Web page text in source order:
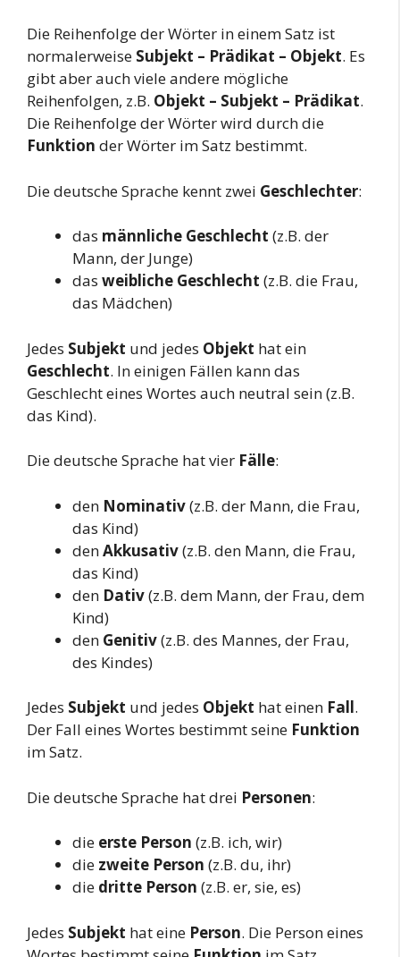
Die Reihenfolge der Wörter in einem Satz ist
normalerweise Subjekt – Prädikat – Objekt. Es
gibt aber auch viele andere mögliche
Reihenfolgen, z.B. Objekt – Subjekt – Prädikat.
Die Reihenfolge der Wörter wird durch die
Funktion der Wörter im Satz bestimmt.
Die deutsche Sprache kennt zwei Geschlechter:
das männliche Geschlecht (z.B. der
Mann, der Junge)
das weibliche Geschlecht (z.B. die Frau,
das Mädchen)
Jedes Subjekt und jedes Objekt hat ein
Geschlecht. In einigen Fällen kann das
Geschlecht eines Wortes auch neutral sein (z.B.
das Kind).
Die deutsche Sprache hat vier Fälle:
den Nominativ(z.B. der Mann, die Frau,
das Kind)
denAkkusativ(z.B. den Mann, die Frau,
das Kind)
den Dativ(z.B. dem Mann, der Frau, dem
Kind)
den Genitiv(z.B. des Mannes, der Frau,
des Kindes)
Jedes Subjekt und jedes Objekt hat einen Fall.
Der Fall eines Wortes bestimmt seine Funktion
im Satz.
Die deutsche Sprache hat drei Personen:
die erste Person (z.B. ich, wir)
die zweite Person (z.B. du, ihr)
die dritte Person (z.B. er, sie, es)
Jedes Subjekt hat eine Person. Die Person eines